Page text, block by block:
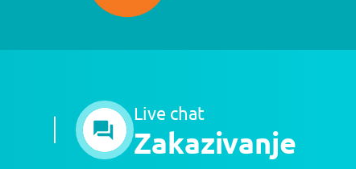
Live chat
Zakazivanje